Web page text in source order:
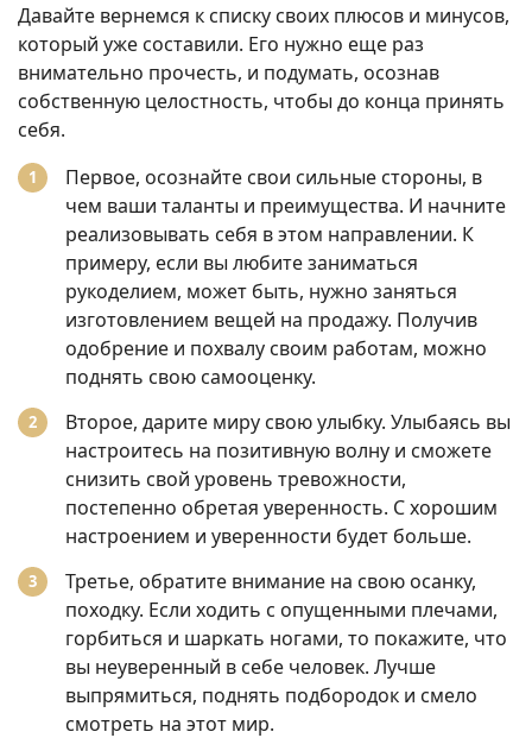
Давайте вернемся к списку своих плюсов и минусов,
который уже составили. Его нужно еще раз
внимательно прочесть, и подумать, осознав
собственную целостность, чтобы до конца принять
себя.
Первое, осознайте свои сильные стороны, в
чем ваши таланты и преимущества. И начните
реализовывать себя в этом направлении. К
примеру, если вы любите заниматься
рукоделием, может быть, нужно заняться
изготовлением вещей на продажу. Получив
одобрение и похвалу своим работам, можно
поднять свою самооценку.
Второе, дарите миру свою улыбку. Улыбаясь вы
настроитесь на позитивную волну и сможете
снизить свой уровень тревожности,
постепенно обретая уверенность. С хорошим
настроением и уверенности будет больше.
Третье, обратите внимание на свою осанку,
походку. Если ходить с опущенными плечами,
горбиться и шаркать ногами, то покажите, что
вы неуверенный в себе человек. Лучше
выпрямиться, поднять подбородок и смело
смотреть на этот мир.